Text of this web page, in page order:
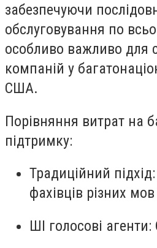
забезпечуючи
обслуговування по
особливо важливо для
компаній у
США.
Порівняння витрат на
підтримку:
Традиційний підхід
фахівців різних мов
ШІ голосові агенти: